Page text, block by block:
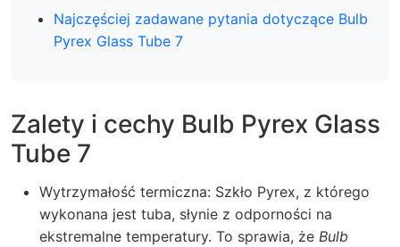
Najczęściej zadawane pytania dotyczące Bulb
Pyrex Glass Tube 7
Zalety i cechy Bulb Pyrex Glass
Tube 7
Wytrzymałość termiczna: Szkło Pyrex, z którego
wykonana jest tuba, słynie z odporności na
ekstremalne temperatury. To sprawia, że Bulb